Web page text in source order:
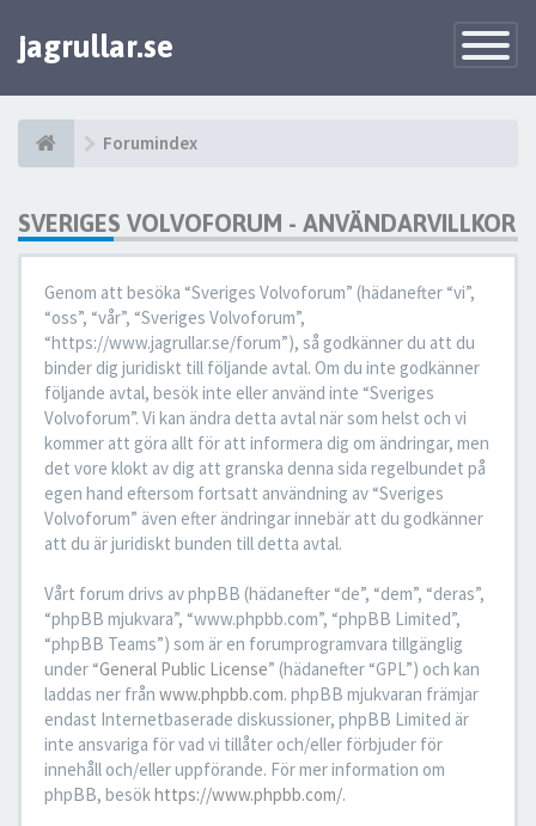
Toggle
jagrullar.se
Forumindex
SVERIGES VOLVOFORUM - ANVÄNDARVILLKOR
Genom att besöka “Sveriges Volvoforum” (hädanefter “vi”,
“oss”, “vår”, “Sveriges Volvoforum”,
“https://www.jagrullar.se/forum”), så godkänner du att du
binder dig juridiskt till följande avtal. Om du inte godkänner
följande avtal, besök inte eller använd inte “Sveriges
Volvoforum”. Vi kan ändra detta avtal när som helst och vi
kommer att göra allt för att informera dig om ändringar, men
det vore klokt av dig att granska denna sida regelbundet på
egen hand eftersom fortsatt användning av “Sveriges
Volvoforum” även efter ändringar innebär att du godkänner
att du är juridiskt bunden till detta avtal.
Vårt forum drivs av phpBB (hädanefter “de”, “dem”, “deras”,
“phpBB mjukvara”, “www.phpbb.com”, “phpBB Limited”,
“phpBB Teams”) som är en forumprogramvara tillgänglig
under “General Public License” (hädanefter “GPL”) och kan
laddas ner från www.phpbb.com. phpBB mjukvaran främjar
endast Internetbaserade diskussioner, phpBB Limited är
inte ansvariga för vad vi tillåter och/eller förbjuder för
innehåll och/eller uppförande. För mer information om
phpBB, besökhttps://www.phpbb.com/.